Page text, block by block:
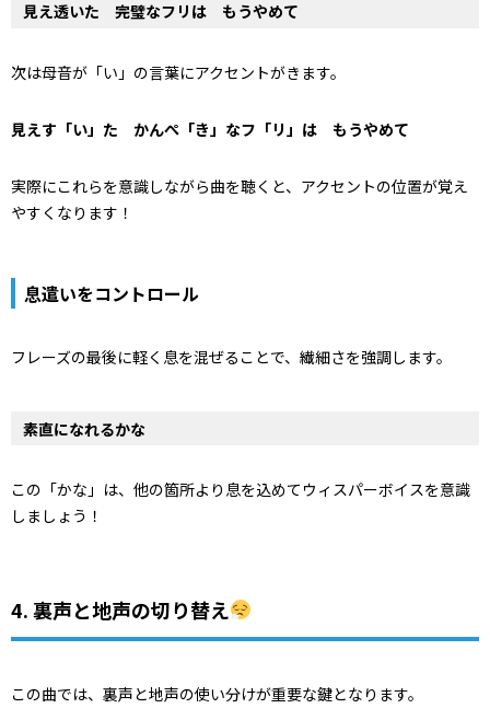
見え透いた 完璧なフリは もうやめて
次は母音が「い」の言葉にアクセントがきます。
見えす「い」た かんぺ「き」なフ「リ」は もうやめて
実際にこれらを意識しながら曲を聴くと、アクセントの位置が覚え
やすくなります！
息遣いをコントロール
フレーズの最後に軽く息を混ぜることで、繊細さを強調します。
素直になれるかな
この「かな」は、他の箇所より息を込めてウィスパーボイスを意識
しましょう！
4. 裏声と地声の切り替え
この曲では、裏声と地声の使い分けが重要な鍵となります。